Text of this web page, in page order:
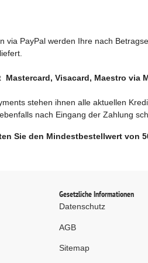
via PayPal werden Ihre nach
Mastercard, Visacard, Maestro via
stehen ihnen alle aktuellen
nach Eingang der Zahlung
Sie den Mindestbestellwert von
Gesetzliche Informationen
Datenschutz
AGB
Sitemap